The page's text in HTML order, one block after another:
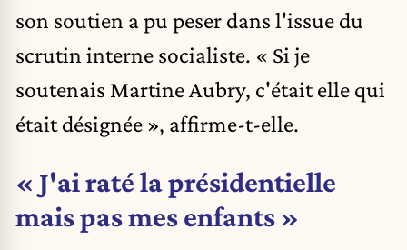
son soutien a pu peser dans l'issue du
scrutin interne socialiste. « Si je
soutenais Martine Aubry, c'était elle qui
était désignée », affirme-t-elle.
« J'ai raté la présidentielle
mais pas mes enfants »